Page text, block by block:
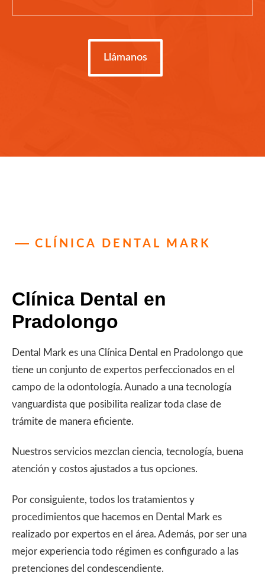
Llámanos
CLÍNICA DENTAL MARK
Clínica Dental en
Pradolongo
Dental Mark es una Clínica Dental en Pradolongo que
tiene un conjunto de expertos perfeccionados en el
campo de la odontología. Aunado a una tecnología
vanguardista que posibilita realizar toda clase de
trámite de manera eficiente.
Nuestros servicios mezclan ciencia, tecnología, buena
atención y costos ajustados a tus opciones.
Por consiguiente, todos los tratamientos y
procedimientos que hacemos en Dental Mark es
realizado por expertos en el área. Además, por ser una
mejor experiencia todo régimen es configurado a las
pretenciones del condescendiente.